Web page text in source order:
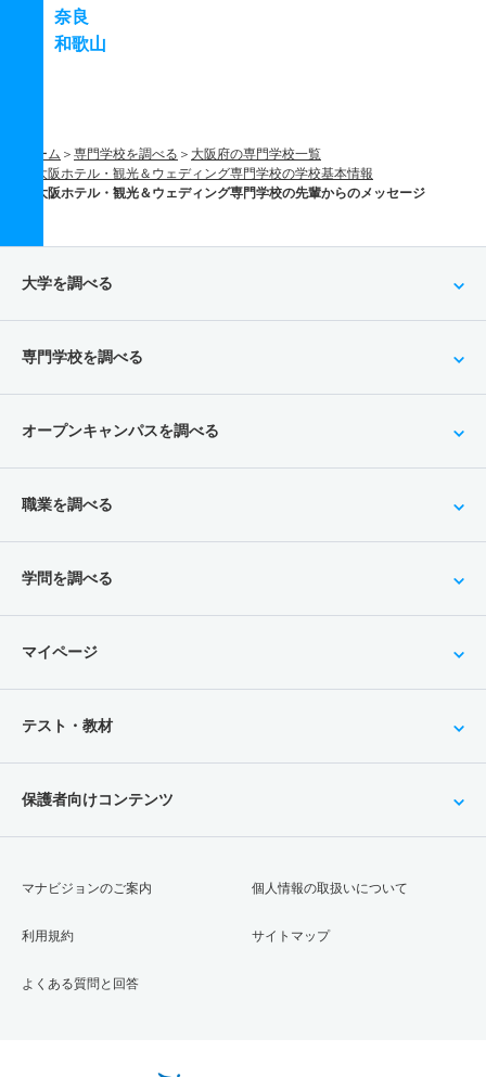
奈良
和歌山
ホーム 専門学校を調べる
大阪府の専門学校一覧
大阪ホテル・観光＆ウェディング専門学校の学校基本情報
大阪ホテル・観光＆ウェディング専門学校の先輩からのメッセージ
大学を調べる
専門学校を調べる
オープンキャンパスを調べる
職業を調べる
学問を調べる
マイページ
テスト・教材
保護者向けコンテンツ
マナビジョンのご案内
利用規約
よくある質問と回答
個人情報の取扱いについて
サイトマップ